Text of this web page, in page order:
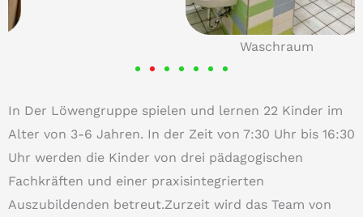
In Der Löwengruppe spielen und lernen 22 Kinder im
Alter von 3-6 Jahren. In der Zeit von 7:30 Uhr bis 16:30
Uhr werden die Kinder von drei pädagogischen
Fachkräften und einer praxisintegrierten
Auszubildenden betreut.Zurzeit wird das Team von